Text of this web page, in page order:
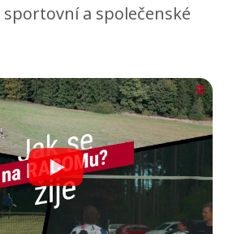
sportovní a společenské